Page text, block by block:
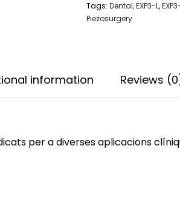
Tags: Dental,EXP3-L,
Piezosurgery
information Reviews
per a diverses aplicacions